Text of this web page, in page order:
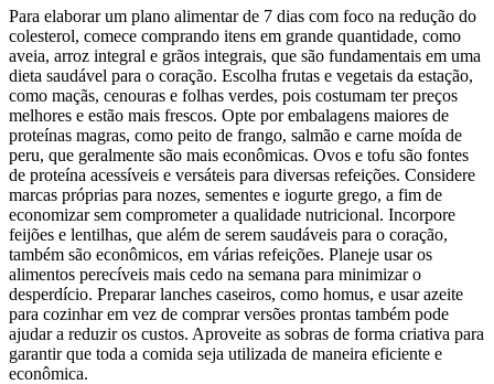
Para elaborar um plano alimentar de 7 dias com foco na redução do
colesterol, comece comprando itens em grande quantidade, como
aveia, arroz integral e grãos integrais, que são fundamentais em uma
dieta saudável para o coração. Escolha frutas e vegetais da estação,
como maçãs, cenouras e folhas verdes, pois costumam ter preços
melhores e estão mais frescos. Opte por embalagens maiores de
proteínas magras, como peito de frango, salmão e carne moída de
peru, que geralmente são mais econômicas. Ovos e tofu são fontes
de proteína acessíveis e versáteis para diversas refeições. Considere
marcas próprias para nozes, sementes e iogurte grego, a fim de
economizar sem comprometer a qualidade nutricional. Incorpore
feijões e lentilhas, que além de serem saudáveis para o coração,
também são econômicos, em várias refeições. Planeje usar os
alimentos perecíveis mais cedo na semana para minimizar o
desperdício. Preparar lanches caseiros, como homus, e usar azeite
para cozinhar em vez de comprar versões prontas também pode
ajudar a reduzir os custos. Aproveite as sobras de forma criativa para
garantir que toda a comida seja utilizada de maneira eficiente e
econômica.